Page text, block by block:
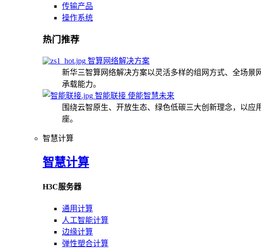
传输产品
操作系统
热门推荐
智算网络解决方案
新华三智算网络解决方案以灵活多样的组网方式、全场
承载能力。
智能联接 使能智慧未来
围绕云智原生、开放生态、绿色低碳三大创新理念，以
座。
智慧计算
智慧计算
H3C服务器
通用计算
人工智能计算
边缘计算
弹性塑合计算